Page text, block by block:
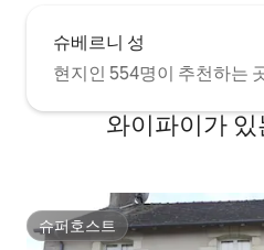
슈베르니 성
현지인 554명이 추천하는
와이파이가
슈퍼호스트
슈퍼호스트